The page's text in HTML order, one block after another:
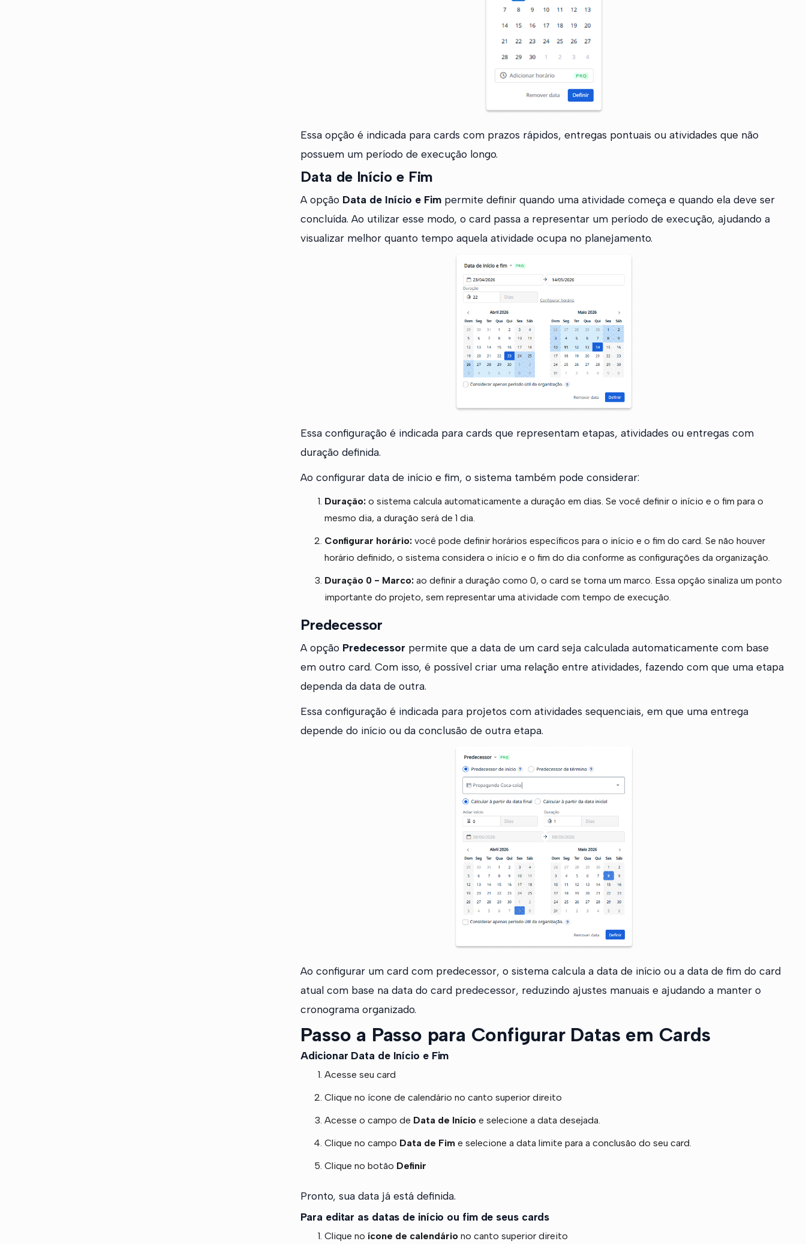
Essa opção é indicada para cards com prazos rápidos, entregas pontuais ou atividades que não
possuem um período de execução longo.
Data de Início e Fim
A opção Data de Início e Fim permite definir quando uma atividade começa e quando ela deve ser
concluída. Ao utilizar esse modo, o card passa a representar um período de execução, ajudando a
visualizar melhor quanto tempo aquela atividade ocupa no planejamento.
Essa configuração é indicada para cards que representam etapas, atividades ou entregas com
duração definida.
Ao configurar data de início e fim, o sistema também pode considerar:
Duração: o sistema calcula automaticamente a duração em dias. Se você definir o início e o fim para o
mesmo dia, a duração será de 1 dia.
Configurar horário: você pode definir horários específicos para o início e o fim do card. Se não houver
horário definido, o sistema considera o início e o fim do dia conforme as configurações da organização.
Duração 0 - Marco: ao definir a duração como 0, o card se torna um marco. Essa opção sinaliza um ponto
importante do projeto, sem representar uma atividade com tempo de execução.
Predecessor
A opção Predecessor permite que a data de um card seja calculada automaticamente com base
em outro card. Com isso, é possível criar uma relação entre atividades, fazendo com que uma etapa
dependa da data de outra.
Essa configuração é indicada para projetos com atividades sequenciais, em que uma entrega
depende do início ou da conclusão de outra etapa.
Ao configurar um card com predecessor, o sistema calcula a data de início ou a data de fim do card
atual com base na data do card predecessor, reduzindo ajustes manuais e ajudando a manter o
cronograma organizado.
Passo a Passo para Configurar Datas em Cards
Adicionar Data de Início e Fim
Acesse seu card
Clique no ícone de calendário no canto superior direito
Acesse o campo de Data de Início e selecione a data desejada.
Clique no campo Data de Fim e selecione a data limite para a conclusão do seu card.
Clique no botão Definir
Pronto, sua data já está definida.
Para editar as datas de início ou fim de seus cards
Clique noícone de calendário no canto superior direito